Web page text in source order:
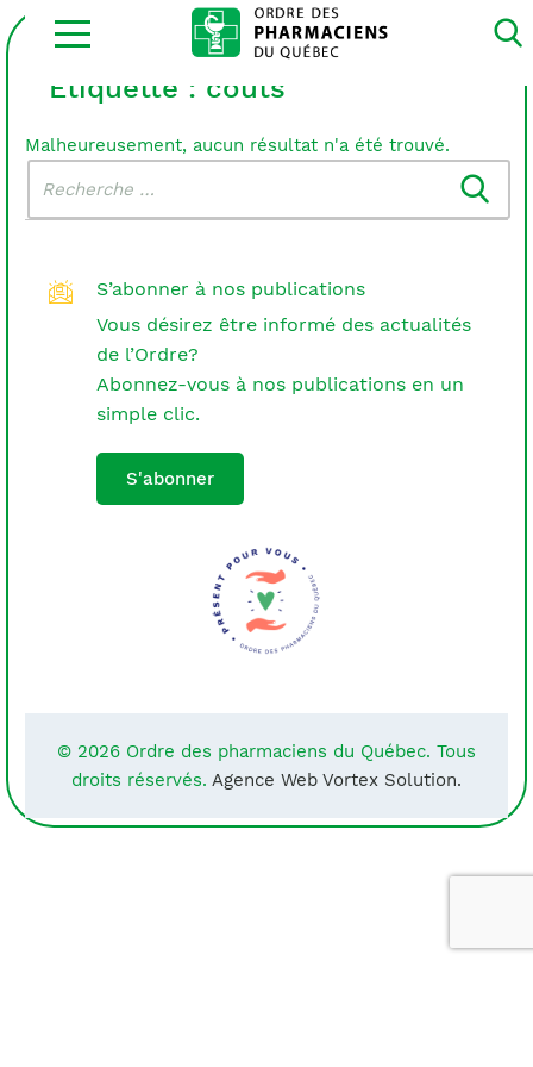
Ouvrir
la
site
Étiquette : couts
Malheureusement, aucun résultat n'a été trouvé.
dans
le
S’abonner à nos publications
Vous désirez être informé des actualités
de l’Ordre?
Abonnez-vous à nos publications en un
simple clic.
S'abonner
© 2026 Ordre des pharmaciens du Québec. Tous
droits réservés. Agence Web Vortex Solution.